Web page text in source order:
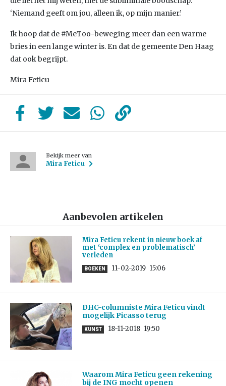
‘Niemand geeft om jou, alleen ik, op mijn manier.’
Ik hoop dat de #MeToo-beweging meer dan een warme
bries in een lange winter is. En dat de gemeente Den Haag
dat ook begrijpt.
Mira Feticu
Bekijk meer van
Mira Feticu
Aanbevolen artikelen
Mira Feticu rekent in nieuw boek af
met ‘complex en problematisch’
verleden
BOEKEN 11-02-2019 15:06
DHC-columniste Mira Feticu vindt
mogelijk Picasso terug
KUNST 18-11-2018 19:50
Waarom Mira Feticu geen rekening
bij de ING mocht openen